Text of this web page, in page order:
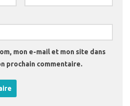
mon e-mail et mon site dans
prochain commentaire.